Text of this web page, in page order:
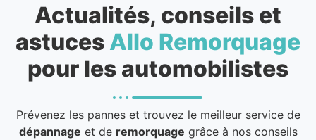
Actualités, conseils et
astuces Allo Remorquage
pour les automobilistes
Prévenez les pannes et trouvez le meilleur service de
dépannage et de remorquage grâce à nos conseils